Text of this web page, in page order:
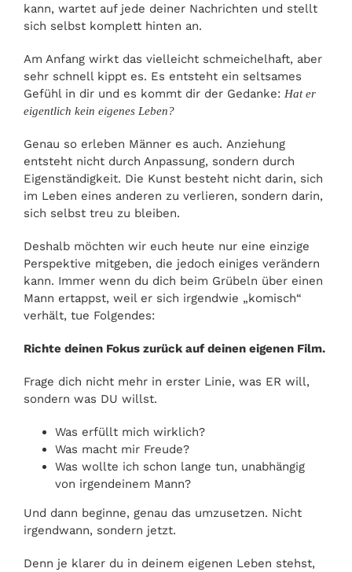
kann, wartet auf jede deiner Nachrichten und stellt
sich selbst komplett hinten an.
Am Anfang wirkt das vielleicht schmeichelhaft, aber
sehr schnell kippt es. Es entsteht ein seltsames
Gefühl in dir und es kommt dir der Gedanke: Hat er
eigentlich kein eigenes Leben?
Genau so erleben Männer es auch. Anziehung
entsteht nicht durch Anpassung, sondern durch
Eigenständigkeit. Die Kunst besteht nicht darin, sich
im Leben eines anderen zu verlieren, sondern darin,
sich selbst treu zu bleiben.
Deshalb möchten wir euch heute nur eine einzige
Perspektive mitgeben, die jedoch einiges verändern
kann. Immer wenn du dich beim Grübeln über einen
Mann ertappst, weil er sich irgendwie „komisch“
verhält, tue Folgendes:
Richte deinen Fokus zurück auf deinen eigenen Film.
Frage dich nicht mehr in erster Linie, was ER will,
sondern was DU willst.
Was erfüllt mich wirklich?
Was macht mir Freude?
Was wollte ich schon lange tun, unabhängig
von irgendeinem Mann?
Und dann beginne, genau das umzusetzen. Nicht
irgendwann, sondern jetzt.
Denn je klarer du in deinem eigenen Leben stehst,